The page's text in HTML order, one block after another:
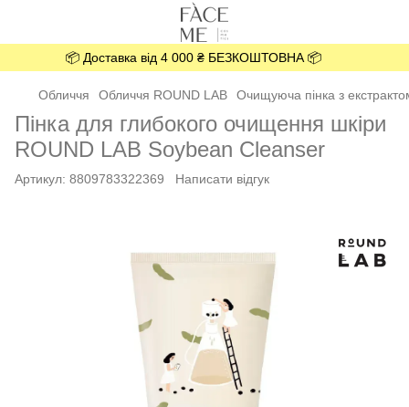
📦 Доставка від 4 000 ₴ БЕЗКОШТОВНА 📦
Обличчя Обличчя ROUND LAB Очищуюча пінка з
Пінка для глибокого очищення шкіри
ROUND LAB Soybean Cleanser
Артикул: 8809783322369 Написати відгук